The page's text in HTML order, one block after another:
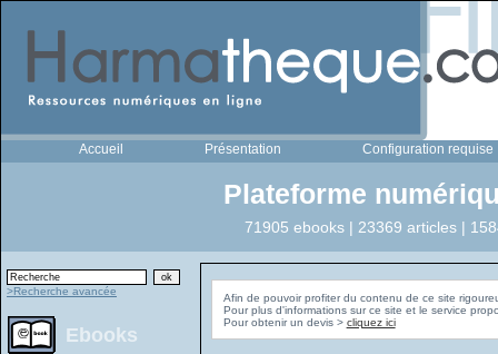
Accueil Présentation Configuration requise
Plateforme
71905 ebooks | 23369 articles |
>Recherche avancée
Ebooks
Afin de pouvoir profiter du contenu de ce site
Pour plus d'informations sur ce site et le service
Pour obtenir un devis > cliquez ici